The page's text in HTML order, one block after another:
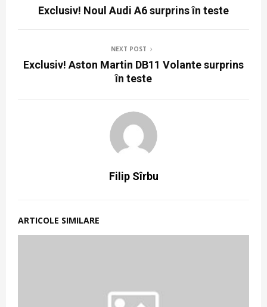
Exclusiv! Noul Audi A6 surprins în teste
NEXT POST
Exclusiv! Aston Martin DB11 Volante surprins
în teste
Filip Sîrbu
ARTICOLE SIMILARE